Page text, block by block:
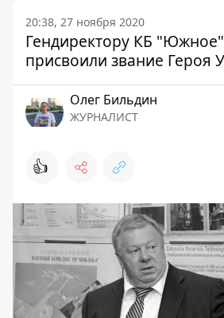
20:38, 27 ноября 2020
Гендиректору КБ
присвоили звание Героя
Олег Бильдин
ЖУРНАЛИСТ
👍